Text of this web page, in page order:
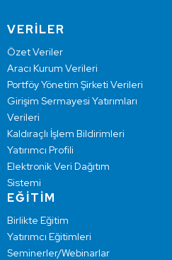
VERİLER
Özet Veriler
Aracı Kurum Verileri
Portföy Yönetim Şirketi Verileri
Girişim Sermayesi Yatırımları
Verileri
Kaldıraçlı İşlem Bildirimleri
Yatırımcı Profili
Elektronik Veri Dağıtım
Sistemi
EĞİTİM
Birlikte Eğitim
Yatırımcı Eğitimleri
Seminerler/Webinarlar